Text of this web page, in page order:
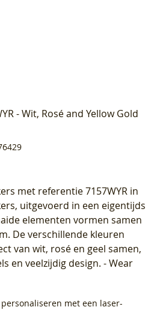
- Wit, Rosé and Yellow Gold
met referentie 7157WYR in
uitgevoerd in een eigentijds
elementen vormen samen
De verschillende kleuren
van wit, rosé en geel samen,
en veelzijdig design. - Wear
met een laser-